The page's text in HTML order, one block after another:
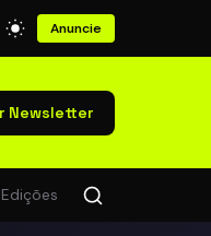
Anuncie
Newsletter
Edições